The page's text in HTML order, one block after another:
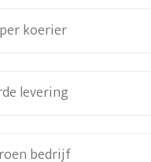
koerier
levering
bedrijf